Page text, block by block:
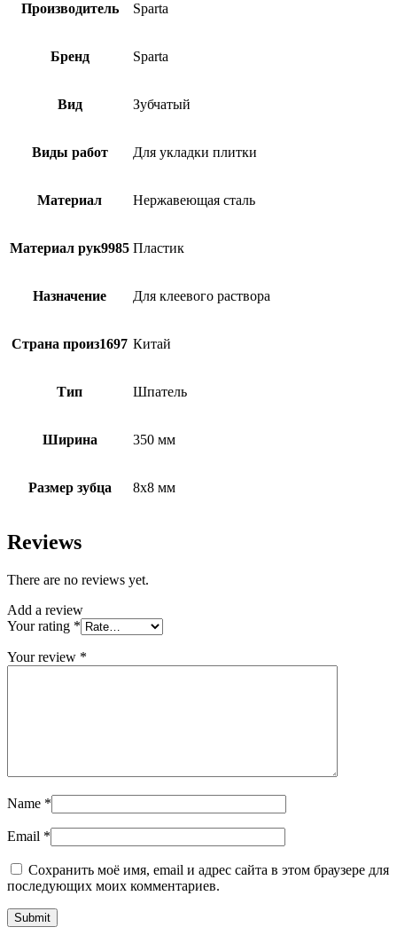
Производитель Sparta
Бренд Sparta
Вид Зубчатый
Виды работ Для укладки плитки
Материал Нержавеющая сталь
Материал рук9985 Пластик
Назначение Для клеевого раствора
Страна произ1697 Китай
Тип Шпатель
Ширина 350 мм
Размер зубца 8х8 мм
Reviews
There are no reviews yet.
Add a review
Your rating *
Your review *
Name *
Email *
Сохранить моё имя, email и адрес сайта в этом браузере для
последующих моих комментариев.